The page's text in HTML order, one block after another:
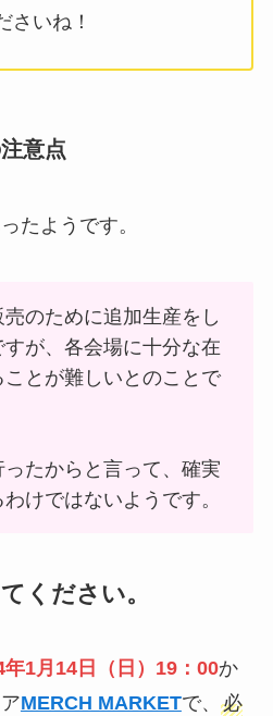
さいね！
意点
たようです。
のために追加生産をし
が、各会場に十分な在
とが難しいとのことで
たからと言って、確実
けではないようです。
ください。
年1月14日（日）19：00か
MERCH MARKETで、 必